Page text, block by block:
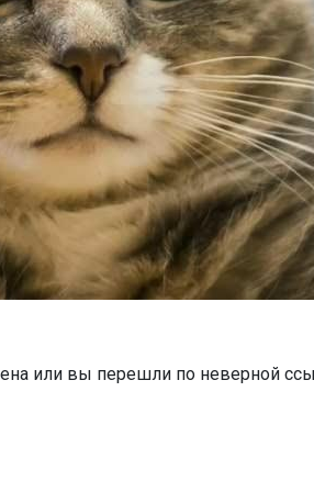
или вы перешли по неверной